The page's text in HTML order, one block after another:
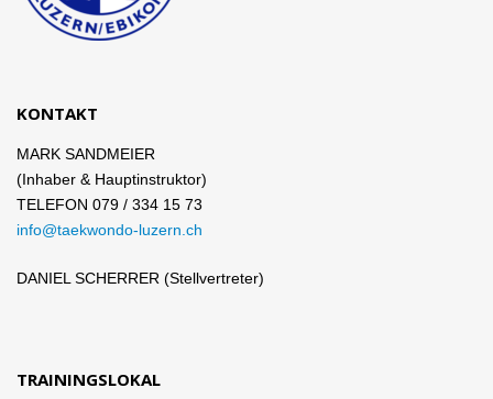
KONTAKT
MARK SANDMEIER
(Inhaber & Hauptinstruktor)
TELEFON 079 / 334 15 73
info@taekwondo-luzern.ch
DANIEL SCHERRER (Stellvertreter)
TRAININGSLOKAL